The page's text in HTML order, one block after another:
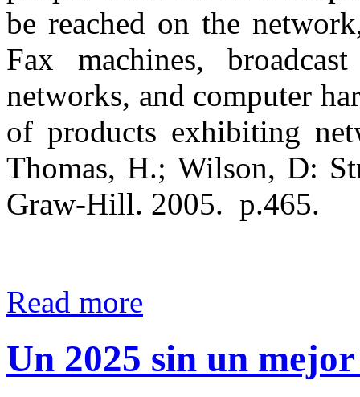
be reached on the
Fax machines,
networks, and computer
of products exhibiting
Thomas, H.; Wilson, D:
Graw-Hill. 2005. p.465.
Read more
Un 2025 sin un